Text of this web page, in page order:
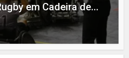
em Cadeira de...